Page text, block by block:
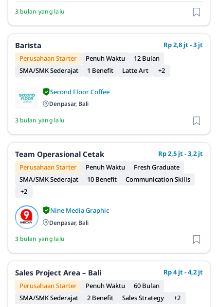
3 bulan yang lalu
Barista
Rp 2,8 jt - 3 jt
Perusahaan Starter
Penuh Waktu
12 Bulan
SMA/SMK Sederajat
1 Benefit Latte Art +2
Second Floor Coffee
Denpasar, Bali
3 bulan yang lalu
Team Operasional Cetak
Rp 2,5 jt - 3,2 jt
Perusahaan Starter
Penuh Waktu
Fresh Graduate
SMA/SMK Sederajat
10 Benefit
Communication Skills
+2
Nine Media Graphic
Denpasar, Bali
3 bulan yang lalu
Sales Project Area – Bali
Rp 4 jt - 4,2 jt
Perusahaan Starter
Penuh Waktu
60 Bulan
SMA/SMK Sederajat
2 Benefit Sales Strategy +2